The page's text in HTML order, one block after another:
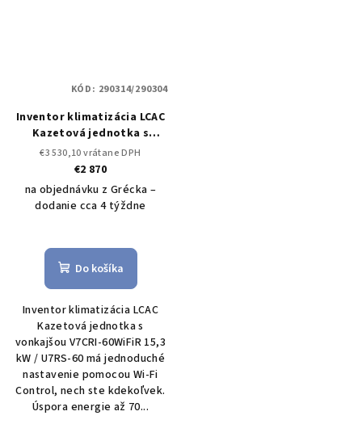
Inventor klimatizácia LCAC
Kazetová jednotka s
vonkajšou V7CRI-60WiFiR
15,3 kW / U7RS-60
vonkajšia a vnútorná
jednotka LCAC
€3 530,10 vrátane DPH
€2 870
na objednávku z Grécka –
dodanie cca 4 týždne
Do košíka
Inventor klimatizácia LCAC
Kazetová jednotka s
vonkajšou V7CRI-60WiFiR 15,3
kW / U7RS-60 má jednoduché
nastavenie pomocou Wi-Fi
Control, nech ste kdekoľvek.
Úspora energie až 70...
KÓD: 290314/290304